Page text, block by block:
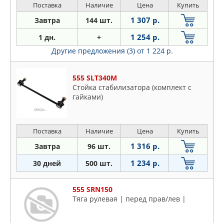
Поставка Наличие Цена Купить
Завтра 144 шт. 1 307 р.
1 дн. + 1 254 р.
Другие предложения (3) от 1 224 р.
555 SLT340M
Стойка стабилизатора (комплект с
гайками)
Поставка Наличие Цена Купить
Завтра 96 шт. 1 316 р.
30 дней 500 шт. 1 234 р.
555 SRN150
Тяга рулевая | перед прав/лев |